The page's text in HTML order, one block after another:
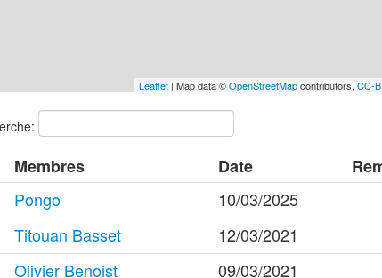
Leaflet| Map data ©OpenStreetMapcontributors, CC-
Membres Date
Pongo
10/03/2025
Titouan Basset
12/03/2021
Olivier Benoist
09/03/2021